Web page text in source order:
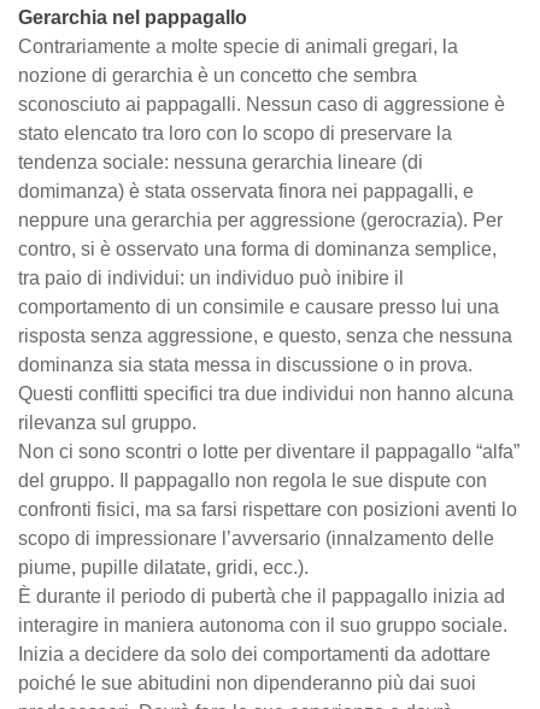
Gerarchia nel pappagallo
Contrariamente a molte specie di animali gregari, la
nozione di gerarchia è un concetto che sembra
sconosciuto ai pappagalli. Nessun caso di aggressione è
stato elencato tra loro con lo scopo di preservare la
tendenza sociale: nessuna gerarchia lineare (di
domimanza) è stata osservata finora nei pappagalli, e
neppure una gerarchia per aggressione (gerocrazia). Per
contro, si è osservato una forma di dominanza semplice,
tra paio di individui: un individuo può inibire il
comportamento di un consimile e causare presso lui una
risposta senza aggressione, e questo, senza che nessuna
dominanza sia stata messa in discussione o in prova.
Questi conflitti specifici tra due individui non hanno alcuna
rilevanza sul gruppo.
Non ci sono scontri o lotte per diventare il pappagallo “alfa”
del gruppo. Il pappagallo non regola le sue dispute con
confronti fisici, ma sa farsi rispettare con posizioni aventi lo
scopo di impressionare l’avversario (innalzamento delle
piume, pupille dilatate, gridi, ecc.).
È durante il periodo di pubertà che il pappagallo inizia ad
interagire in maniera autonoma con il suo gruppo sociale.
Inizia a decidere da solo dei comportamenti da adottare
poiché le sue abitudini non dipenderanno più dai suoi